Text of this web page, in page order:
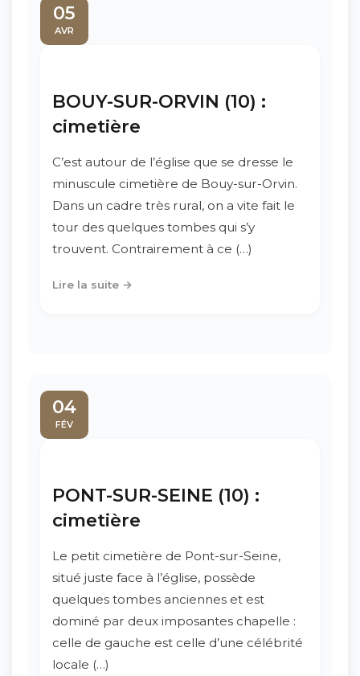
05
AVR
BOUY-SUR-ORVIN (10) :
cimetière
C’est autour de l’église que se dresse le
minuscule cimetière de Bouy-sur-Orvin.
Dans un cadre très rural, on a vite fait le
tour des quelques tombes qui s’y
trouvent. Contrairement à ce (…)
Lire la suite →
04
FÉV
PONT-SUR-SEINE (10) :
cimetière
Le petit cimetière de Pont-sur-Seine,
situé juste face à l’église, possède
quelques tombes anciennes et est
dominé par deux imposantes chapelle :
celle de gauche est celle d’une célébrité
locale (…)